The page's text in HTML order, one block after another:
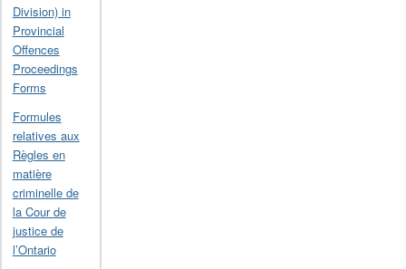
Division) in
Provincial
Offences
Proceedings
Forms
Formules
relatives aux
Règles en
matière
criminelle de
la Cour de
justice de
l’Ontario